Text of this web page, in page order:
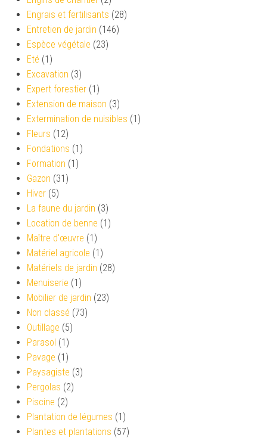
Engrais et fertilisants (28)
Entretien de jardin (146)
Espèce végétale (23)
Eté (1)
Excavation (3)
Expert forestier (1)
Extension de maison (3)
Extermination de nuisibles (1)
Fleurs (12)
Fondations (1)
Formation (1)
Gazon (31)
Hiver (5)
La faune du jardin (3)
Location de benne (1)
Maître d'œuvre (1)
Matériel agricole (1)
Matériels de jardin (28)
Menuiserie (1)
Mobilier de jardin (23)
Non classé (73)
Outillage (5)
Parasol (1)
Pavage (1)
Paysagiste (3)
Pergolas (2)
Piscine (2)
Plantation de légumes (1)
Plantes et plantations (57)